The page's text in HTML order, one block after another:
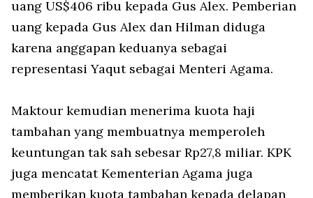
uang US$406 ribu kepada Gus Alex. Pemberian
uang kepada Gus Alex dan Hilman diduga
karena anggapan keduanya sebagai
representasi Yaqut sebagai Menteri Agama.
Maktour kemudian menerima kuota haji
tambahan yang membuatnya memperoleh
keuntungan tak sah sebesar Rp27,8 miliar. KPK
juga mencatat Kementerian Agama juga
memberikan kuota tambahan kepada delapan